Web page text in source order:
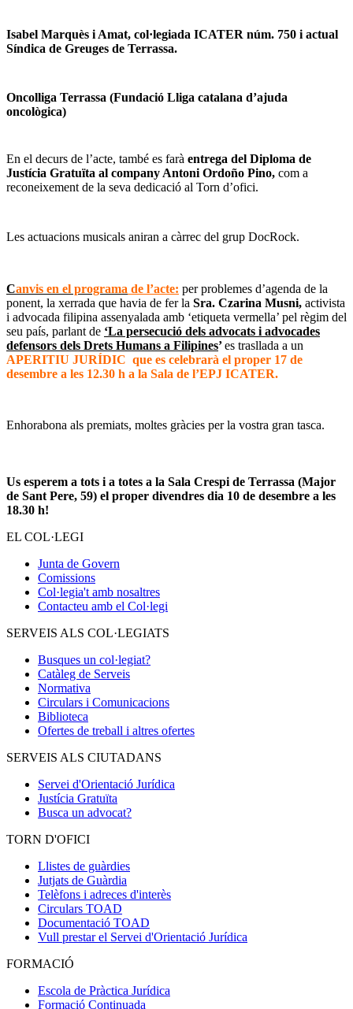
Isabel Marquès i Amat, col·legiada ICATER núm. 750 i actual
Síndica de Greuges de Terrassa.
Oncolliga Terrassa (Fundació Lliga catalana d’ajuda
oncològica)
En el decurs de l’acte, també es farà entrega del Diploma de
Justícia Gratuïta al company Antoni Ordoño Pino, com a
reconeixement de la seva dedicació al Torn d’ofici.
Les actuacions musicals aniran a càrrec del grup DocRock.
Canvis en el programa de l’acte: per problemes d’agenda de la
ponent, la xerrada que havia de fer la Sra. Czarina Musni, activista
i advocada filipina assenyalada amb ‘etiqueta vermella’ pel règim del
seu país, parlant de ‘La persecució dels advocats i advocades
defensors dels Drets Humans a Filipines’es trasllada a un
APERITIU JURÍDIC que es celebrarà el proper 17 de
desembre a les 12.30 h a la Sala de l’EPJ ICATER.
Enhorabona als premiats, moltes gràcies per la vostra gran tasca.
Us esperem a tots i a totes a la Sala Crespi de Terrassa (Major
de Sant Pere, 59) el proper divendres dia 10 de desembre a les
18.30 h!
EL COL·LEGI
Junta de Govern
Comissions
Col·legia't amb nosaltres
Contacteu amb el Col·legi
SERVEIS ALS COL·LEGIATS
Busques un col·legiat?
Catàleg de Serveis
Normativa
Circulars i Comunicacions
Biblioteca
Ofertes de treball i altres ofertes
SERVEIS ALS CIUTADANS
Servei d'Orientació Jurídica
Justícia Gratuïta
Busca un advocat?
TORN D'OFICI
Llistes de guàrdies
Jutjats de Guàrdia
Telèfons i adreces d'interès
Circulars TOAD
Documentació TOAD
Vull prestar el Servei d'Orientació Jurídica
FORMACIÓ
Escola de Pràctica Jurídica
Formació Continuada